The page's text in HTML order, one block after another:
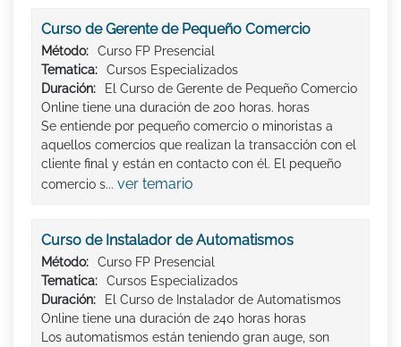
Curso de Gerente de Pequeño Comercio
Método:
Curso FP Presencial
Tematica:
Cursos Especializados
Duración:
El Curso de Gerente de Pequeño Comercio
Online tiene una duración de 200 horas. horas
Se entiende por pequeño comercio o minoristas a
aquellos comercios que realizan la transacción con el
cliente final y están en contacto con él. El pequeño
comercio s... ver temario
Curso de Instalador de Automatismos
Método:
Curso FP Presencial
Tematica:
Cursos Especializados
Duración:
El Curso de Instalador de Automatismos
Online tiene una duración de 240 horas horas
Los automatismos están teniendo gran auge, son